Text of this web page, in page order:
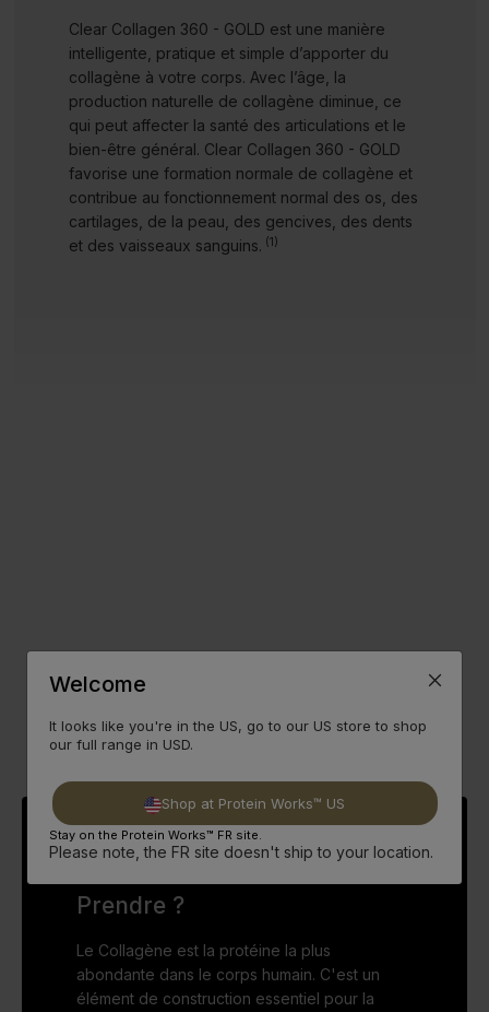
Clear Collagen 360 - GOLD est une manière
intelligente, pratique et simple d’apporter du
collagène à votre corps. Avec l’âge, la
production naturelle de collagène diminue, ce
qui peut affecter la santé des articulations et le
bien-être général. Clear Collagen 360 - GOLD
favorise une formation normale de collagène et
contribue au fonctionnement normal des os, des
cartilages, de la peau, des gencives, des dents
et des vaisseaux sanguins. (1)
Pourquoi Devrais-je le
Prendre ?
Le Collagène est la protéine la plus
abondante dans le corps humain. C'est un
élément de construction essentiel pour la
Welcome
It looks like you're in the US, go to our US store to shop
our full range in USD.
Shop at Protein Works™ US
Stay on the Protein Works™ FR site.
Please note, the FR site doesn't ship to your location.